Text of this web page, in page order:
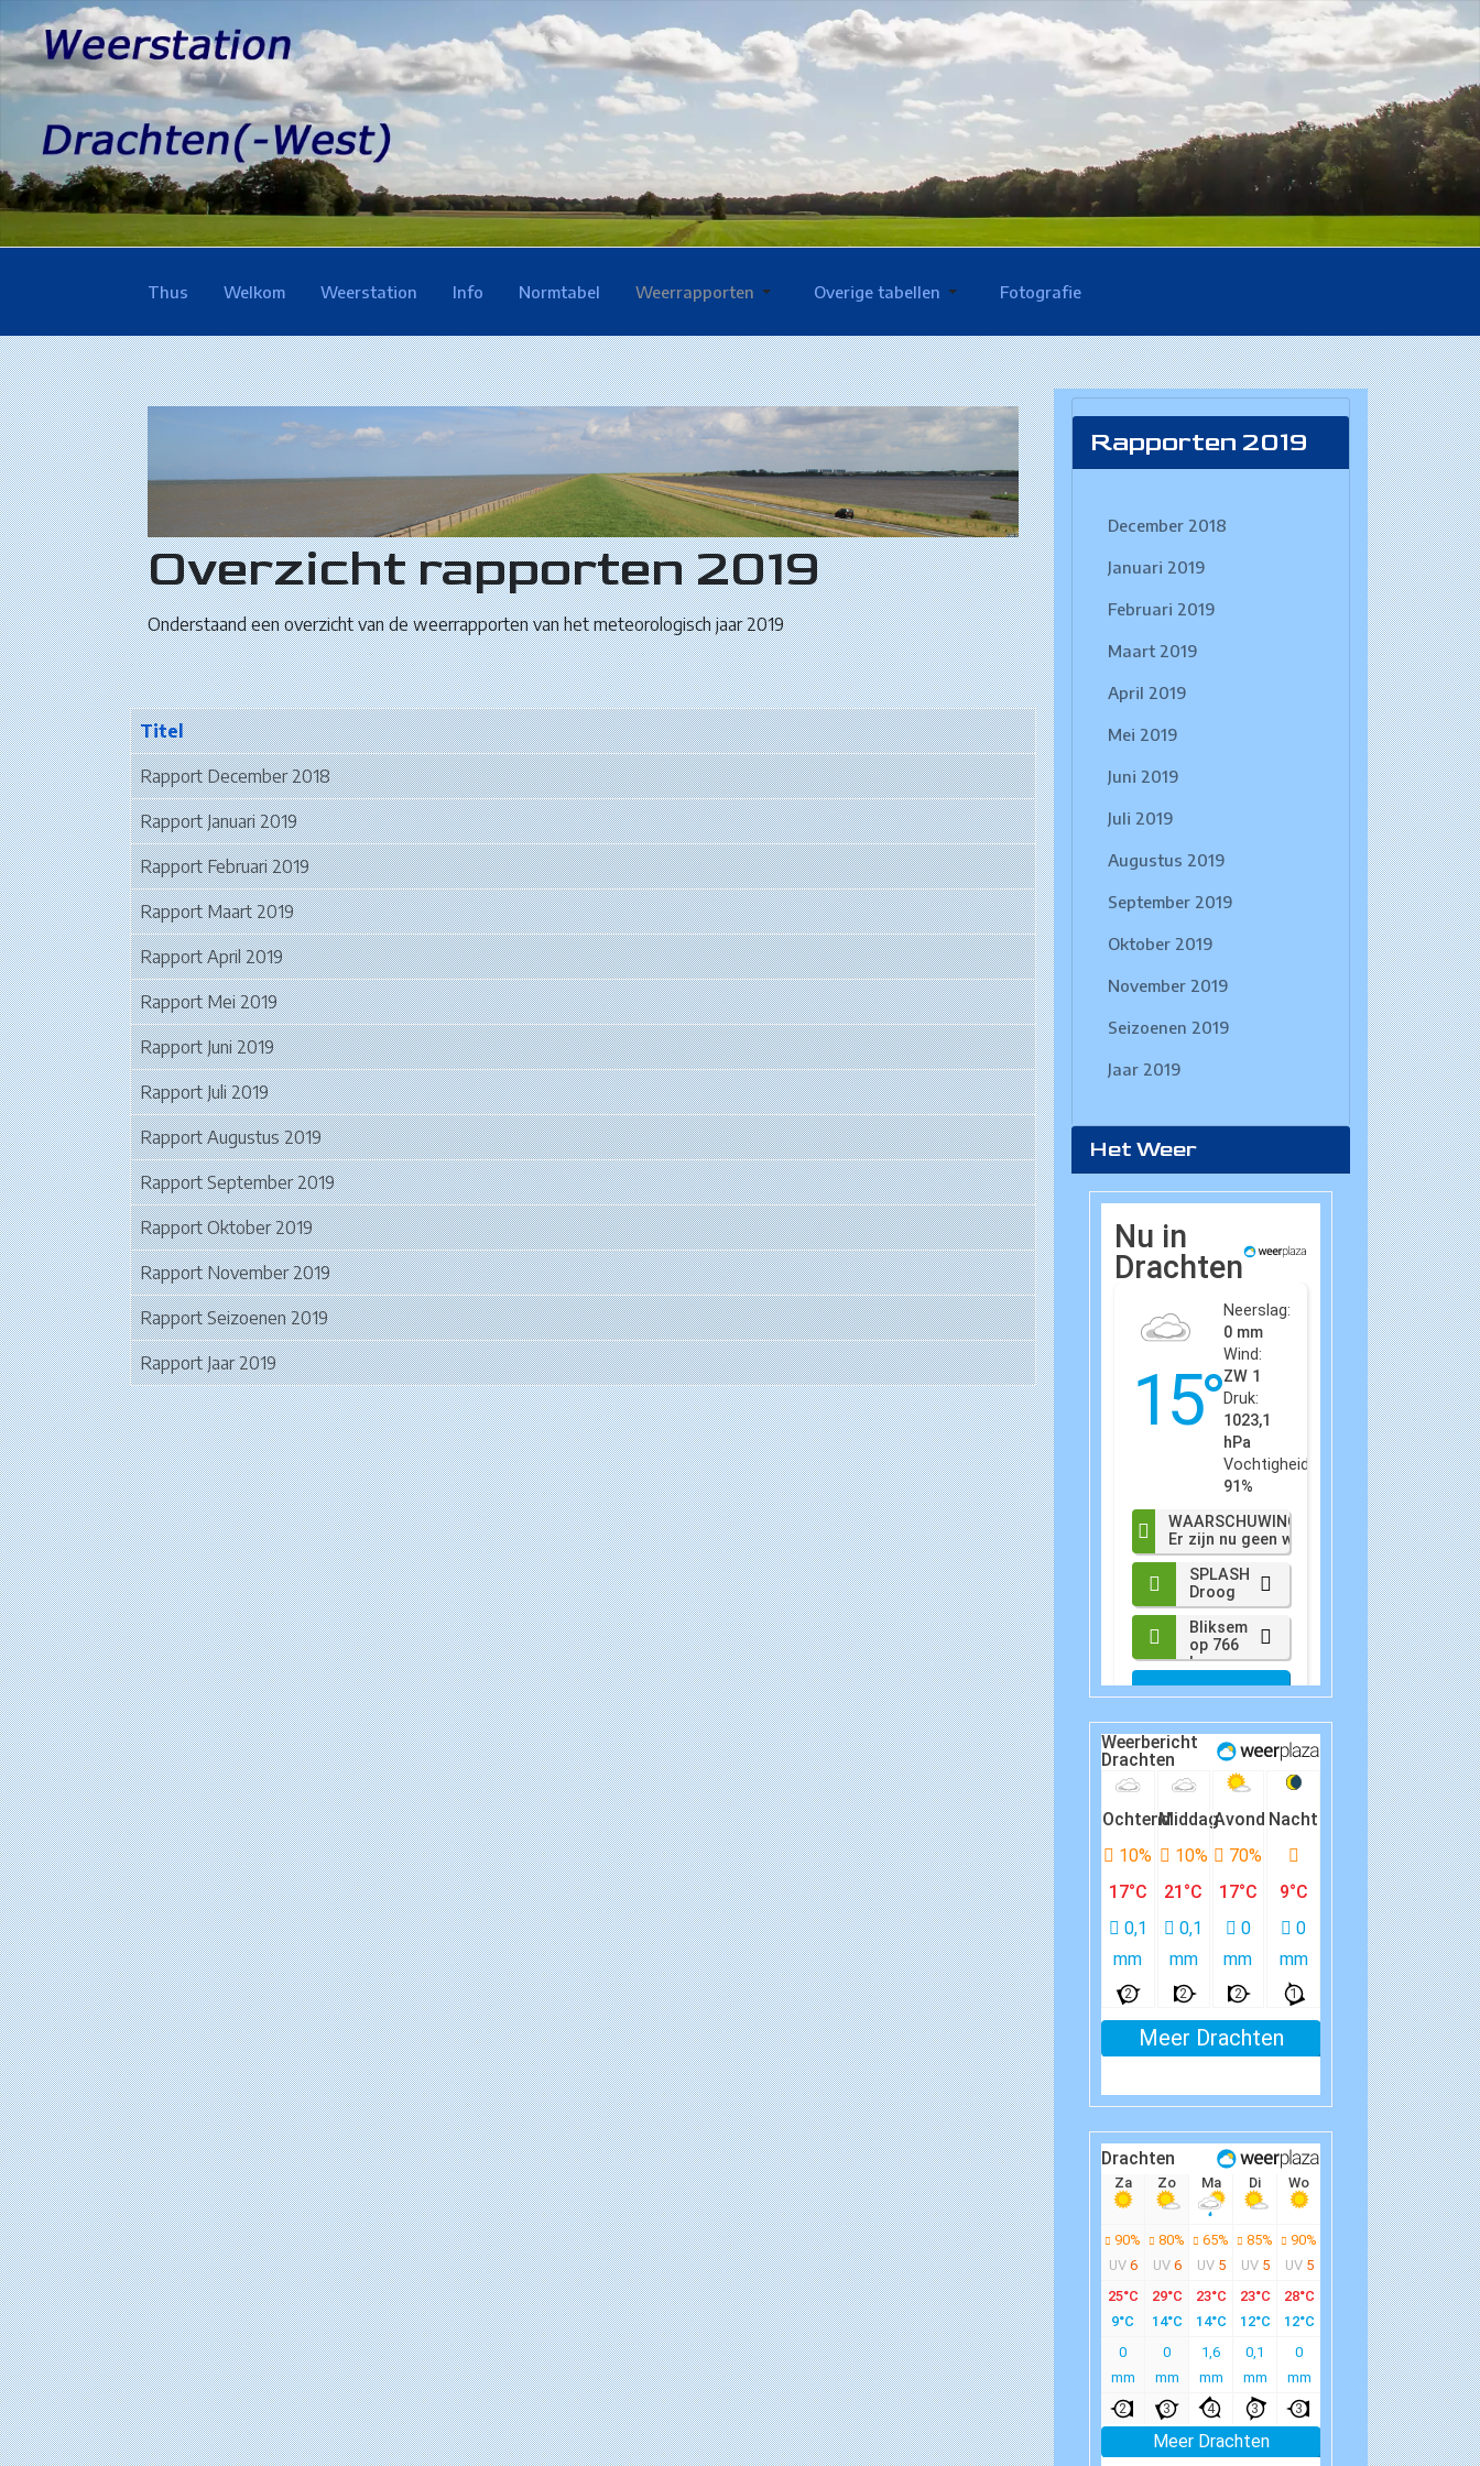
Thus Welkom Weerstation Info Normtabel Weerrapporten Overige tabellen Fotografie
Overzicht rapporten 2019
Onderstaand een overzicht van de weerrapporten van het meteorologisch jaar 2019
Titel
Rapport December 2018
Rapport Januari 2019
Rapport Februari 2019
Rapport Maart 2019
Rapport April 2019
Rapport Mei 2019
Rapport Juni 2019
Rapport Juli 2019
Rapport Augustus 2019
Rapport September 2019
Rapport Oktober 2019
Rapport November 2019
Rapport Seizoenen 2019
Rapport Jaar 2019
Rapporten 2019
December 2018
Januari 2019
Februari 2019
Maart 2019
April 2019
Mei 2019
Juni 2019
Juli 2019
Augustus 2019
September 2019
Oktober 2019
November 2019
Seizoenen 2019
Jaar 2019
Het Weer